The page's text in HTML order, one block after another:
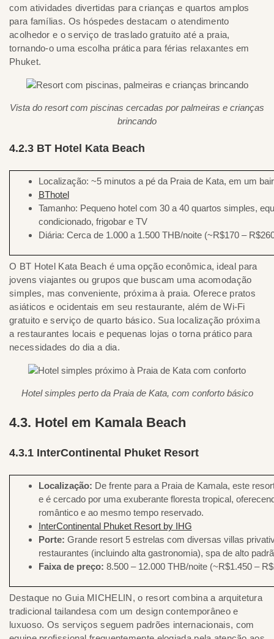
com atividades divertidas para crianças e quartos amplos
para famílias. Os hóspedes destacam o atendimento
acolhedor e o serviço de traslado gratuito até a praia,
tornando-o uma escolha prática para férias relaxantes em
Phuket.
Vista do resort com piscinas cercadas por palmeiras e crianças
brincando
4.2.3 BT Hotel Kata Beach
Localização: ~5 minutos a pé da Praia de Kata, em um
BThotel
Tamanho: Pequeno hotel com 30 a 40 quartos simples,
condicionado, frigobar e TV
Diária: Cerca de 1.000 a 1.500 THB/noite (~R$170 –
O BT Hotel Kata Beach é uma opção econômica, ideal para
jovens viajantes ou grupos que buscam uma acomodação
simples, mas conveniente, próxima à praia. Oferece pratos
asiáticos e ocidentais em seu restaurante, além de Wi-Fi
gratuito e serviço de quarto básico. Sua localização próxima
a restaurantes locais e pequenas lojas o torna prático para
necessidades do dia a dia.
Hotel simples perto da Praia de Kata, com conforto básico
4.3. Hotel em Kamala Beach
4.3.1 InterContinental Phuket Resort
Localização: De frente para a Praia de Kamala, este
e é cercado por uma exuberante floresta tropical,
romântico e ao mesmo tempo reservado.
InterContinental Phuket Resort by IHG
Porte: Grande resort 5 estrelas com diversas villas
restaurantes (incluindo alta gastronomia), spa de alto
Faixa de preço: 8.500 – 12.000 THB/noite (~R$1.450 –
Destaque no Guia MICHELIN, o resort combina a arquitetura
tradicional tailandesa com um design contemporâneo e
luxuoso. Os serviços seguem padrões internacionais, com